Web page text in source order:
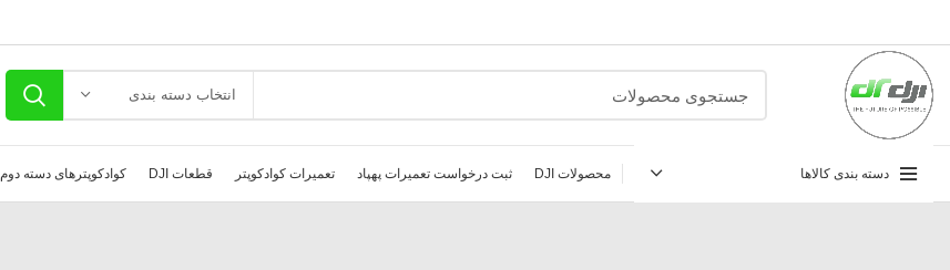
انتخاب دسته بندی
دسته بندی کالاها محصولات DJI ثبت درخواست تعمیرات پهپاد تعمیرات کوادکوپتر قطعات DJI کوادکوپترهای دسته دوم